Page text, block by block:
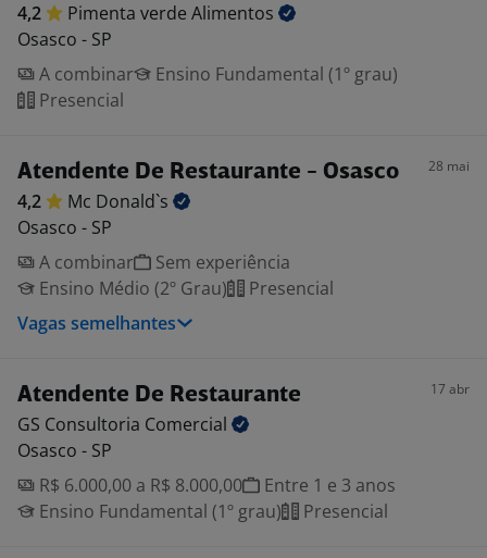
4,2 Pimenta verde Alimentos
Osasco - SP
A combinar
Ensino Fundamental (1º grau)
Presencial
Atendente De Restaurante - Osasco 28 mai
4,2 Mc Donald`s
Osasco - SP
A combinar
Sem experiência
Ensino Médio (2º Grau)
Presencial
Vagas semelhantes
Atendente De Restaurante 17 abr
GS Consultoria Comercial
Osasco - SP
R$ 6.000,00 a R$ 8.000,00
Entre 1 e 3 anos
Ensino Fundamental (1º grau)
Presencial